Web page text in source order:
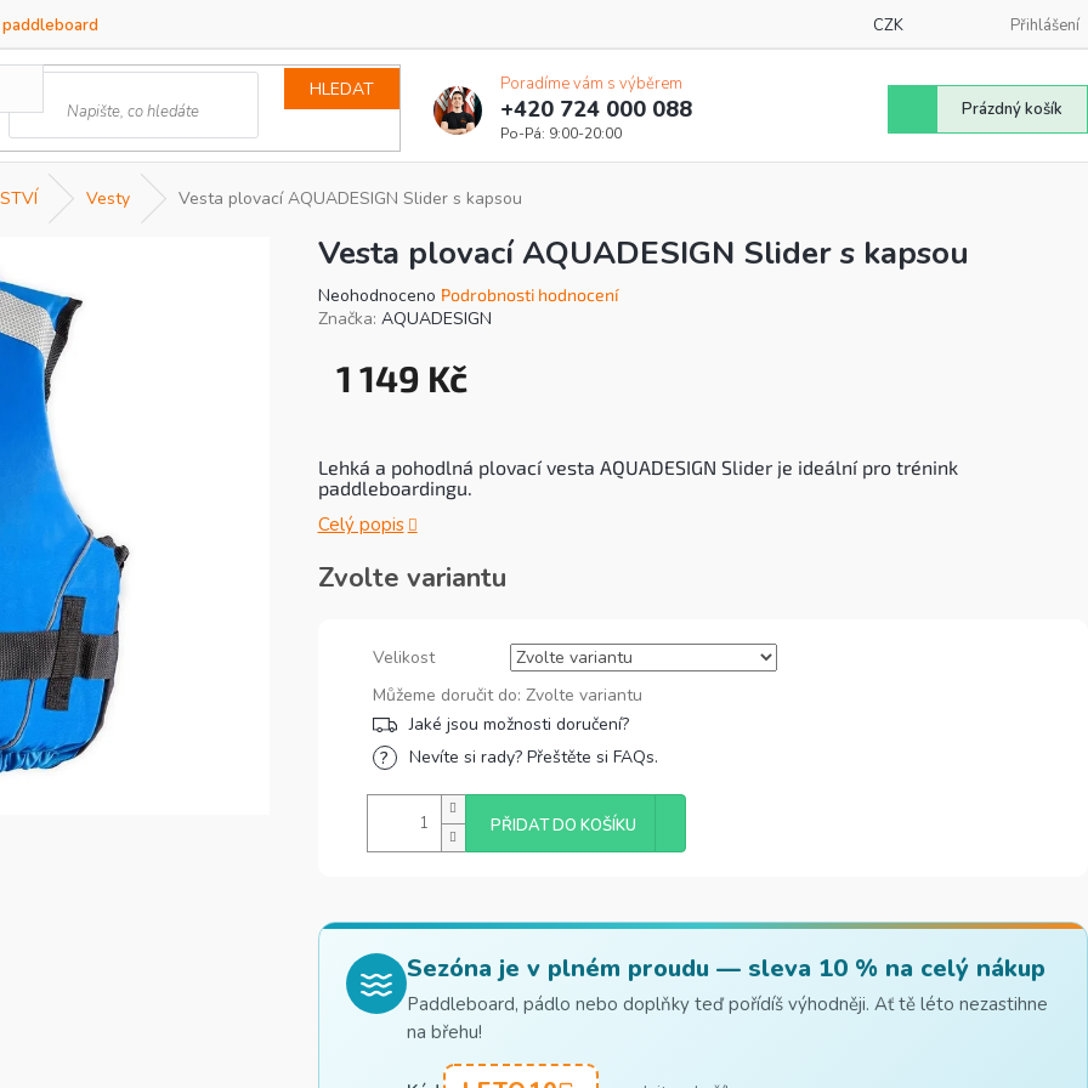
paddleboard CZK Přihlášení
HLEDAT Poradíme vám s výběrem
+420 724 000 088
Nákupní
košík
Prázdný košík
Vesty Vesta plovací AQUADESIGN Slider s kapsou
Vesta plovací AQUADESIGN Slider s kapsou
Průměrné
hodnocení
hvězdiček.
Neohodnoceno Podrobnosti hodnocení
Značka: AQUADESIGN
1 149 Kč
Zvolte variantu
Velikost
Můžeme doručit do: Zvolte variantu
Nevíte si rady? Přeštěte si FAQs.
PŘIDAT DO KOŠÍKU
Sezóna je v plném proudu — sleva 10 % na celý nákup
Paddleboard, pádlo nebo doplňky teď pořídíš výhodněji. Ať tě léto nezastihne
na břehu!
Lehká a pohodlná plovací vesta AQUADESIGN Slider je ideální pro trénink
paddleboardingu.
Celý popis